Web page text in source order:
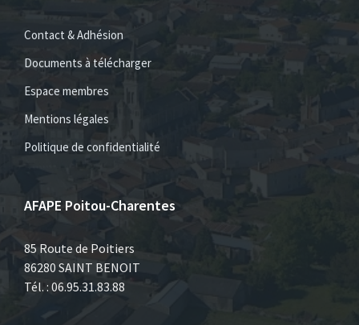
Contact & Adhésion
Documents à télécharger
Espace membres
Mentions légales
Politique de confidentialité
AFAPE Poitou-Charentes
85 Route de Poitiers
86280 SAINT BENOIT
Tél. : 06.95.31.83.88